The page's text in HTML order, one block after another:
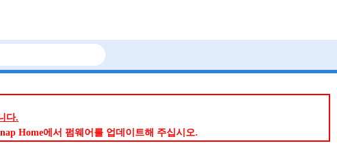
다.
Home에서 펌웨어를 업데이트해 주십시오.